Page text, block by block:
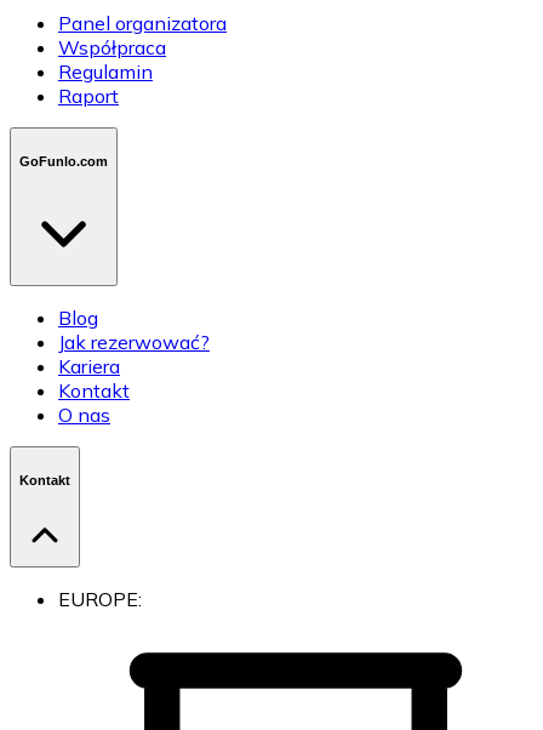
Panel organizatora
Współpraca
Regulamin
Raport
GoFunlo.com
Blog
Jak rezerwować?
Kariera
Kontakt
O nas
Kontakt
EUROPE: